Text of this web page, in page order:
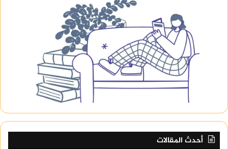
أحدث المقالات